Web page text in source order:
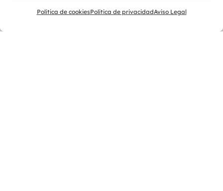
Política de cookiesPolítica de privacidadAviso Legal